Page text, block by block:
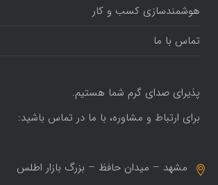
هوشمندسازی کسب و کار
تماس با ما
پذیرای صدای گرم شما هستیم.
برای ارتباط و مشاوره، با ما در تماس باشید:
مشهد – میدان حافظ – بزرگ بازار اطلس